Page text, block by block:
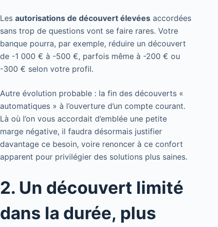
Les autorisations de découvert élevées accordées
sans trop de questions vont se faire rares. Votre
banque pourra, par exemple, réduire un découvert
de -1 000 € à -500 €, parfois même à -200 € ou
-300 € selon votre profil.
Autre évolution probable : la fin des découverts «
automatiques » à l’ouverture d’un compte courant.
Là où l’on vous accordait d’emblée une petite
marge négative, il faudra désormais justifier
davantage ce besoin, voire renoncer à ce confort
apparent pour privilégier des solutions plus saines.
2. Un découvert limité
dans la durée, plus